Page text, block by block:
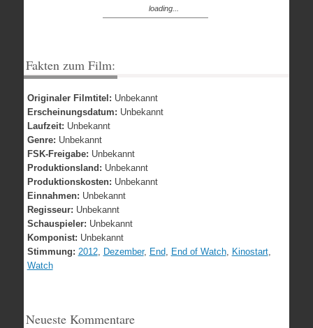
loading...
Fakten zum Film:
Originaler Filmtitel: Unbekannt
Erscheinungsdatum: Unbekannt
Laufzeit: Unbekannt
Genre: Unbekannt
FSK-Freigabe: Unbekannt
Produktionsland: Unbekannt
Produktionskosten: Unbekannt
Einnahmen: Unbekannt
Regisseur: Unbekannt
Schauspieler: Unbekannt
Komponist: Unbekannt
Stimmung: 2012, Dezember, End, End of Watch, Kinostart,
Watch
Neueste Kommentare